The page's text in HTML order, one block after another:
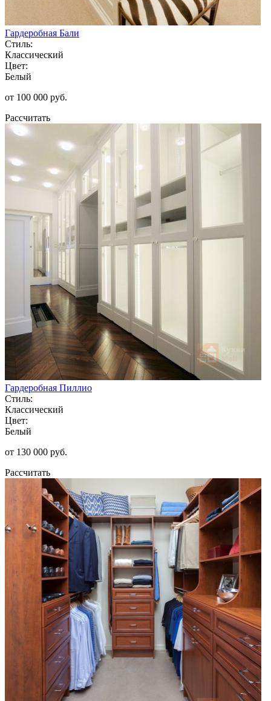
Гардеробная Бали
Стиль:
Классический
Цвет:
Белый
от 100 000 руб.
Рассчитать
Гардеробная Пиллио
Стиль:
Классический
Цвет:
Белый
от 130 000 руб.
Рассчитать